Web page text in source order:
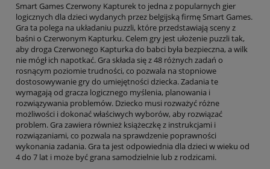
Smart Games Czerwony Kapturek to jedna z popularnych gier
logicznych dla dzieci wydanych przez belgijską firmę Smart Games.
Gra ta polega na układaniu puzzli, które przedstawiają sceny z
baśni o Czerwonym Kapturku. Celem gry jest ułożenie puzzli tak,
aby droga Czerwonego Kapturka do babci była bezpieczna, a wilk
nie mógł ich napotkać. Gra składa się z 48 różnych zadań o
rosnącym poziomie trudności, co pozwala na stopniowe
dostosowywanie gry do umiejętności dziecka. Zadania te
wymagają od gracza logicznego myślenia, planowania i
rozwiązywania problemów. Dziecko musi rozważyć różne
możliwości i dokonać właściwych wyborów, aby rozwiązać
problem. Gra zawiera również książeczkę z instrukcjami i
rozwiązaniami, co pozwala na sprawdzenie poprawności
wykonania zadania. Gra ta jest odpowiednia dla dzieci w wieku od
4 do 7 lat i może być grana samodzielnie lub z rodzicami.